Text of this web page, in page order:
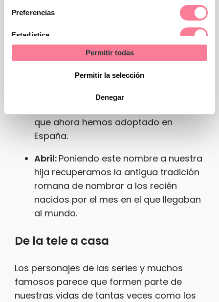
Preferencias
Estadística
Permitir todas
Permitir la selección
Denegar
Chloe:
Viene del griego (es muy usado
en Francia) y significa “brote verde en
una planta o flor”.
Vega:Su origen es cristiano (hace
referencia a la Virgen de la Vega).
Diminutivo de María. Muy usado
que ahora hemos adoptado en
España.
Abril: Poniendo este nombre a nuestra
hija recuperamos la antigua tradición
romana de nombrar a los recién
nacidos por el mes en el que llegaban
al mundo.
De la tele a casa
Los personajes de las series y muchos
famosos parece que formen parte de
nuestras vidas de tantas veces como los